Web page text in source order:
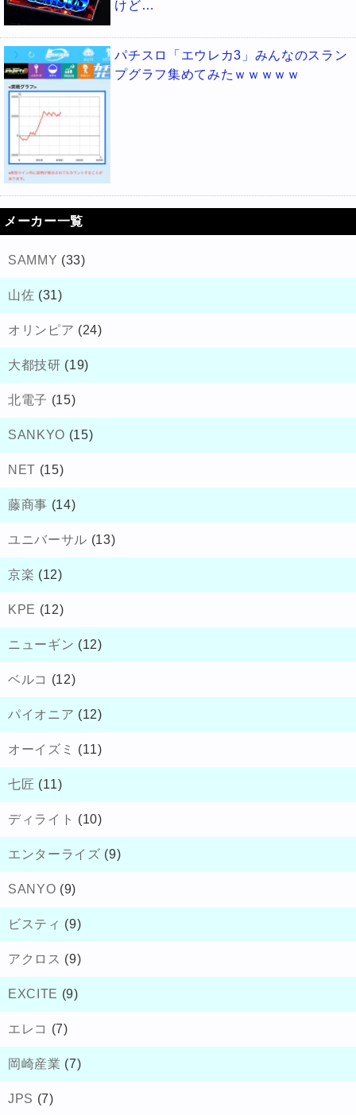
けど…
パチスロ「エウレカ3」みんなのスラン
プグラフ集めてみたｗｗｗｗｗ
メーカー一覧
SAMMY (33)
山佐 (31)
オリンピア (24)
大都技研 (19)
北電子 (15)
SANKYO (15)
NET (15)
藤商事 (14)
ユニバーサル (13)
京楽 (12)
KPE (12)
ニューギン (12)
ベルコ (12)
パイオニア (12)
オーイズミ (11)
七匠 (11)
ディライト (10)
エンターライズ (9)
SANYO (9)
ビスティ (9)
アクロス (9)
EXCITE (9)
エレコ (7)
岡崎産業 (7)
JPS (7)